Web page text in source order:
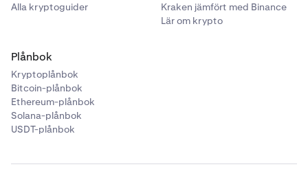
Alla kryptoguider
Kraken jämfört med Binance
Lär om krypto
Plånbok
Kryptoplånbok
Bitcoin-plånbok
Ethereum-plånbok
Solana-plånbok
USDT-plånbok